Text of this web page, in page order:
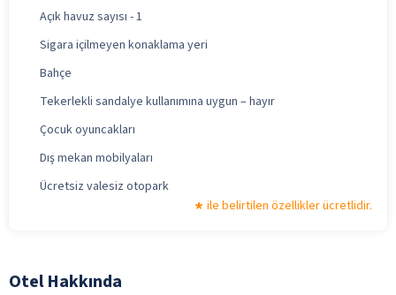
Açık havuz sayısı - 1
Sigara içilmeyen konaklama yeri
Bahçe
Tekerlekli sandalye kullanımına uygun – hayır
Çocuk oyuncakları
Dış mekan mobilyaları
Ücretsiz valesiz otopark
ile belirtilen özellikler ücretlidir.
Otel Hakkında